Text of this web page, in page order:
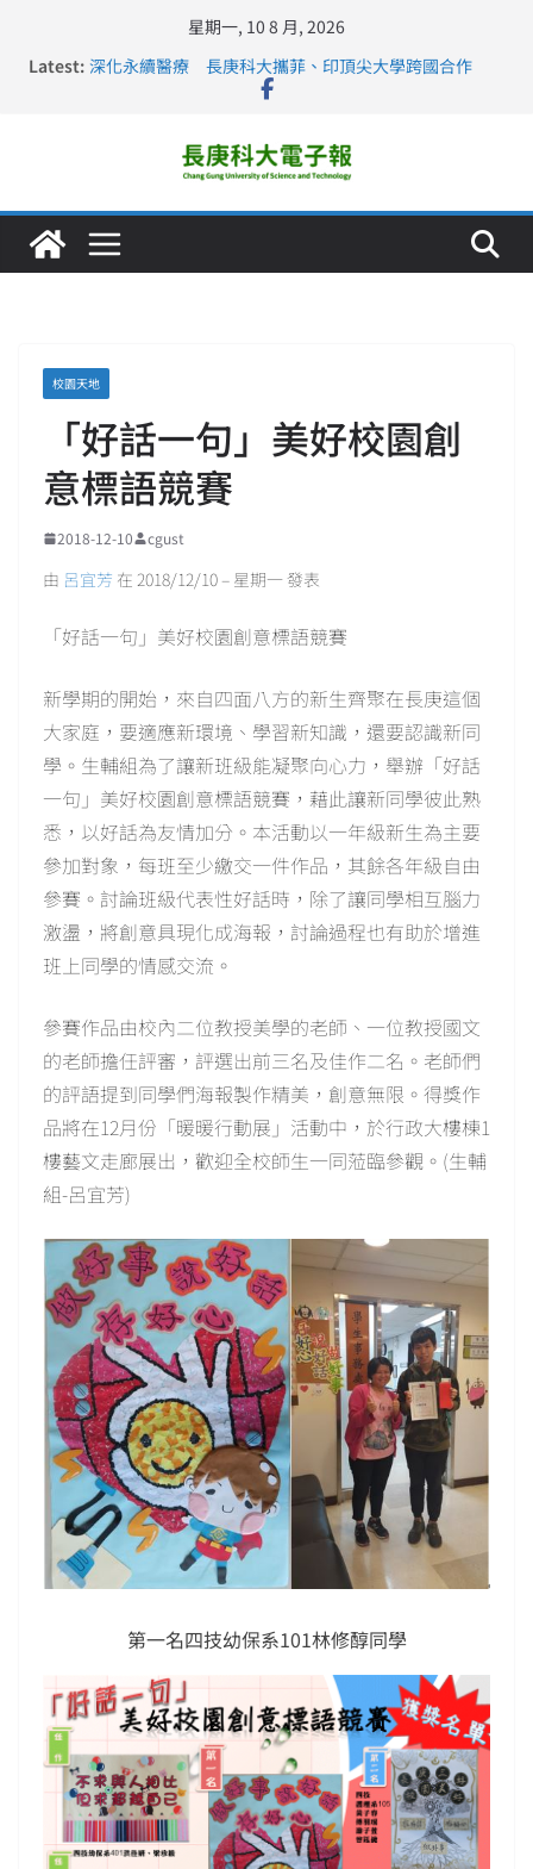
星期一, 10 8 月, 2026
Latest: 深化永續醫療 長庚科大攜菲、印頂尖大學跨國合作
長庚科大訪凱瑟醫療集團、美容學校收穫豐
仁德醫專與長庚科大締結策略聯盟 培育護理尖兵
長庚科大連四年穩居《遠見》醫學大學第5名 辦學實力再
校園天地
「好話一句」美好校園創
意標語競賽
2018-12-10 cgust
由 呂宜芳 在 2018/12/10 – 星期一 發表
「好話一句」美好校園創意標語競賽
新學期的開始，來自四面八方的新生齊聚在長庚這個
大家庭，要適應新環境、學習新知識，還要認識新同
學。生輔組為了讓新班級能凝聚向心力，舉辦「好話
一句」美好校園創意標語競賽，藉此讓新同學彼此熟
悉，以好話為友情加分。本活動以一年級新生為主要
參加對象，每班至少繳交一件作品，其餘各年級自由
參賽。討論班級代表性好話時，除了讓同學相互腦力
激盪，將創意具現化成海報，討論過程也有助於增進
班上同學的情感交流。
參賽作品由校內二位教授美學的老師、一位教授國文
的老師擔任評審，評選出前三名及佳作二名。老師們
的評語提到同學們海報製作精美，創意無限。得獎作
品將在12月份「暖暖行動展」活動中，於行政大樓棟1
樓藝文走廊展出，歡迎全校師生一同蒞臨參觀。(生輔
組-呂宜芳)
第一名四技幼保系101林修醇同學